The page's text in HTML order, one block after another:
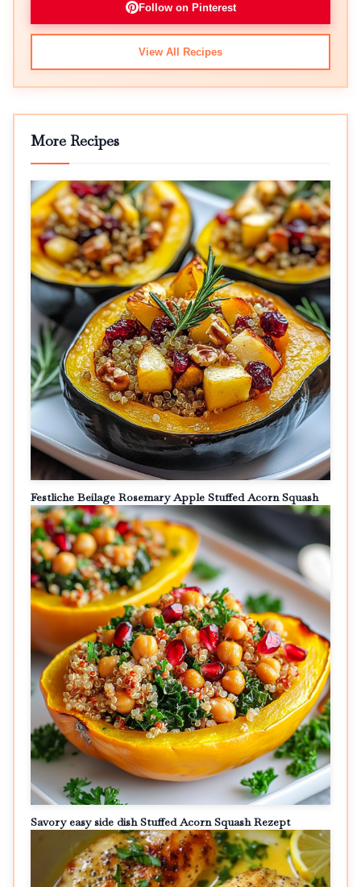
Follow on Pinterest
View All Recipes
More Recipes
Festliche Beilage Rosemary Apple Stuffed Acorn Squash
Savory easy side dish Stuffed Acorn Squash Rezept